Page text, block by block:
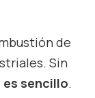
de
Sin
es sencillo.